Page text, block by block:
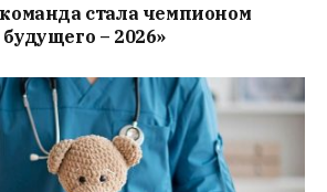
стала чемпионом
– 2026»